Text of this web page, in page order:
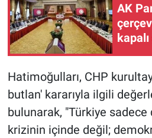
AK
çağırdı
Hatimoğulları, CHP
butlan' kararıyla ilgili
bulunarak, "Türkiye
krizinin içinde değil;